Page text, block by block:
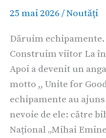
25 mai 2026 /Noutăți
Dăruim
Construim viitor La
Apoi a devenit un
motto ,, Unite for
echipamente au
nevoie de ele: către
Național „Mihai
Construim